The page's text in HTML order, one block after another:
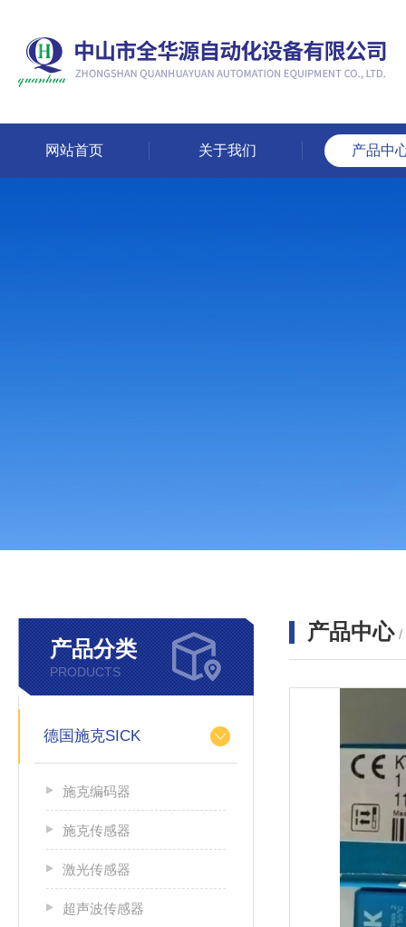
网站首页 关于我们 产品中
产品分类
PRODUCTS
德国施克SICK
施克编码器
施克传感器
激光传感器
超声波传感器
产品中心 /